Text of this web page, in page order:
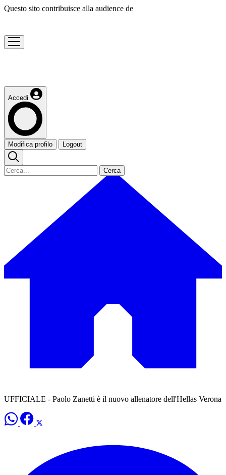
Questo sito contribuisce alla audience de
Accedi
Modifica profilo Logout
Cerca
UFFICIALE - Paolo Zanetti è il nuovo allenatore dell'Hellas Verona